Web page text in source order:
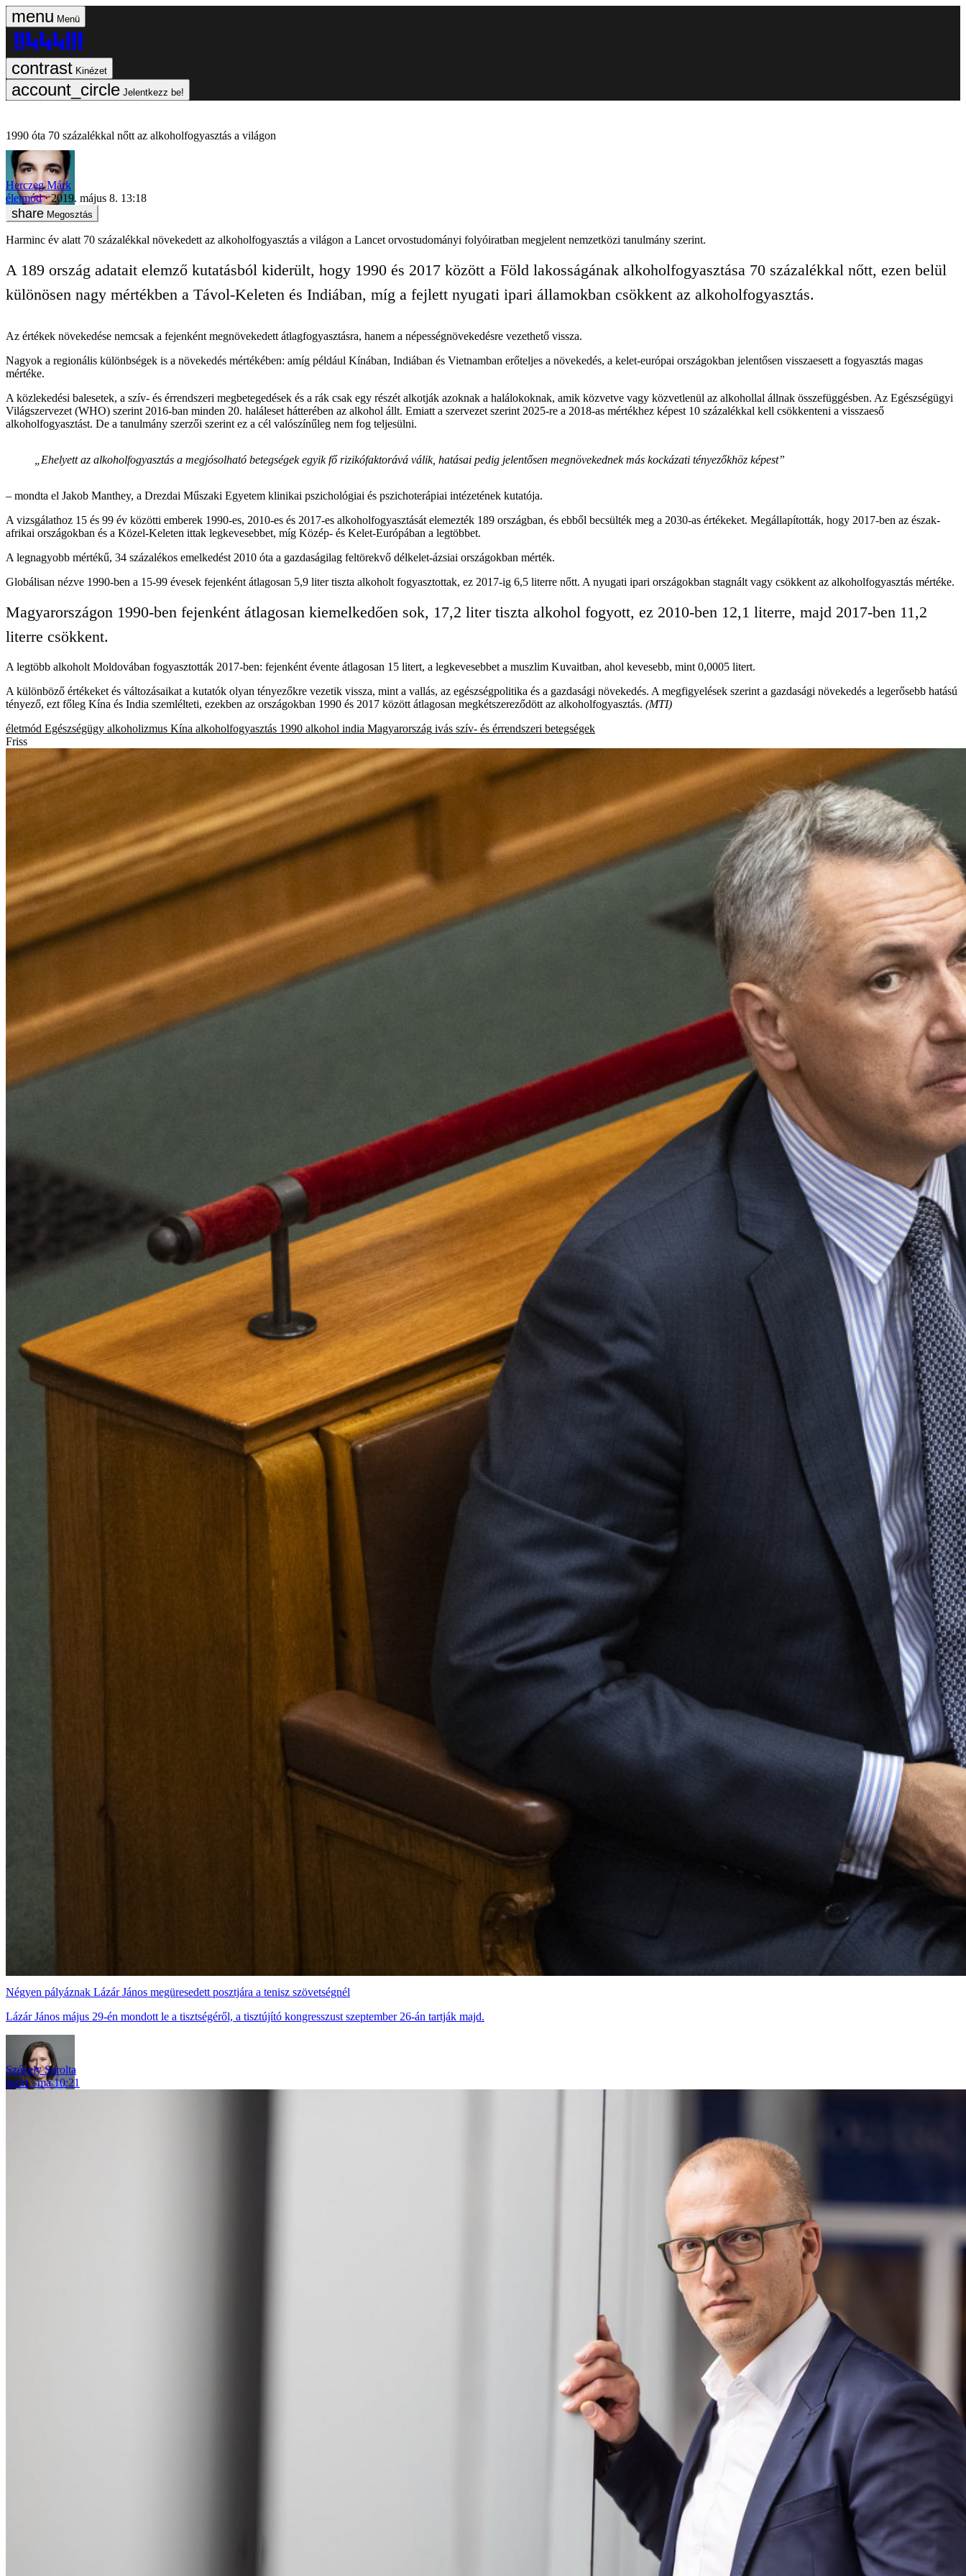
Menü
Kinézet
Jelentkezz be!
1990 óta 70 százalékkal nőtt az alkoholfogyasztás a világon
Herczeg Márk
életmód
2019. május 8. 13:18
Megosztás
Harminc év alatt 70 százalékkal növekedett az alkoholfogyasztás a világon a Lancet orvostudományi folyóiratban megjelent nemzetközi tanulmány szerint.
A 189 ország adatait elemző kutatásból kiderült, hogy 1990 és 2017 között a Föld lakosságának alkoholfogyasztása 70 százalékkal nőtt, ezen belül
különösen nagy mértékben a Távol-Keleten és Indiában, míg a fejlett nyugati ipari államokban csökkent az alkoholfogyasztás.
Az értékek növekedése nemcsak a fejenként megnövekedett átlagfogyasztásra, hanem a népességnövekedésre vezethető vissza.
Nagyok a regionális különbségek is a növekedés mértékében: amíg például Kínában, Indiában és Vietnamban erőteljes a növekedés, a kelet-európai országokban jelentősen visszaesett a fogyasztás magas
mértéke.
A közlekedési balesetek, a szív- és érrendszeri megbetegedések és a rák csak egy részét alkotják azoknak a halálokoknak, amik közvetve vagy közvetlenül az alkohollal állnak összefüggésben. Az Egészségügyi
Világszervezet (WHO) szerint 2016-ban minden 20. haláleset hátterében az alkohol állt. Emiatt a szervezet szerint 2025-re a 2018-as mértékhez képest 10 százalékkal kell csökkenteni a visszaeső
alkoholfogyasztást. De a tanulmány szerzői szerint ez a cél valószínűleg nem fog teljesülni.
„Ehelyett az alkoholfogyasztás a megjósolható betegségek egyik fő rizikófaktorává válik, hatásai pedig jelentősen megnövekednek más kockázati tényezőkhöz képest”
– mondta el Jakob Manthey, a Drezdai Műszaki Egyetem klinikai pszichológiai és pszichoterápiai intézetének kutatója.
A vizsgálathoz 15 és 99 év közötti emberek 1990-es, 2010-es és 2017-es alkoholfogyasztását elemezték 189 országban, és ebből becsülték meg a 2030-as értékeket. Megállapították, hogy 2017-ben az észak-
afrikai országokban és a Közel-Keleten ittak legkevesebbet, míg Közép- és Kelet-Európában a legtöbbet.
A legnagyobb mértékű, 34 százalékos emelkedést 2010 óta a gazdaságilag feltörekvő délkelet-ázsiai országokban mérték.
Globálisan nézve 1990-ben a 15-99 évesek fejenként átlagosan 5,9 liter tiszta alkoholt fogyasztottak, ez 2017-ig 6,5 literre nőtt. A nyugati ipari országokban stagnált vagy csökkent az alkoholfogyasztás mértéke.
Magyarországon 1990-ben fejenként átlagosan kiemelkedően sok, 17,2 liter tiszta alkohol fogyott, ez 2010-ben 12,1 literre, majd 2017-ben 11,2
literre csökkent.
A legtöbb alkoholt Moldovában fogyasztották 2017-ben: fejenként évente átlagosan 15 litert, a legkevesebbet a muszlim Kuvaitban, ahol kevesebb, mint 0,0005 litert.
A különböző értékeket és változásaikat a kutatók olyan tényezőkre vezetik vissza, mint a vallás, az egészségpolitika és a gazdasági növekedés. A megfigyelések szerint a gazdasági növekedés a legerősebb hatású
tényező, ezt főleg Kína és India szemlélteti, ezekben az országokban 1990 és 2017 között átlagosan megkétszereződött az alkoholfogyasztás. (MTI)
életmód Egészségügy alkoholizmus Kína alkoholfogyasztás 1990 alkohol india Magyarország ivás szív- és érrendszeri betegségek
Friss
Négyen pályáznak Lázár János megüresedett posztjára a tenisz szövetségnél
Lázár János május 29-én mondott le a tisztségéről, a tisztújító kongresszust szeptember 26-án tartják majd.
Székely Sarolta
sport
ma 10:21